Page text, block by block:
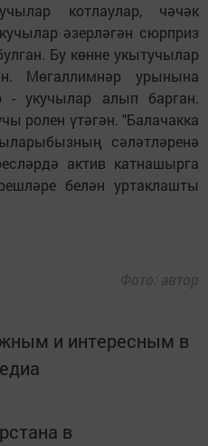
котлаулар, чәчәк
әзерләгән сюрприз
Бу көнне укытучылар
Мөгаллимнәр урынына
- укучылар алып барган.
ролен үтәгән. "Балачакка
сәләтләренә
актив катнашырга
белән уртаклашты
Фото: автор
и интересным в
в